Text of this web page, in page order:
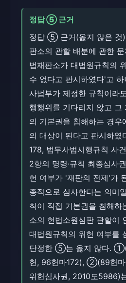
정답 ⑤ 근거
정답 ⑤ 근거(옳지 않은 것
판소의 관할 배분에 관한
법재판소가 대법원규칙의
수 없다고 판시하였다'고
사법부가 제정한 규칙이라
행행위를 기다리지 않고 그
의 기본권을 침해하는 경우
의 대상이 된다고 판시하였
178, 법무사법시행규칙 사
2항의 명령·규칙 최종심사
헌 여부가 '재판의 전제'가
종적으로 심사한다는 의미
칙이 직접 기본권을 침해하
소의 헌법소원심판 관할이
대법원규칙의 위헌 여부를
단정한 ⑤는 옳지 않다. ①(
헌, 96헌마172), ②(89헌
위헌심사권, 2010도5986)